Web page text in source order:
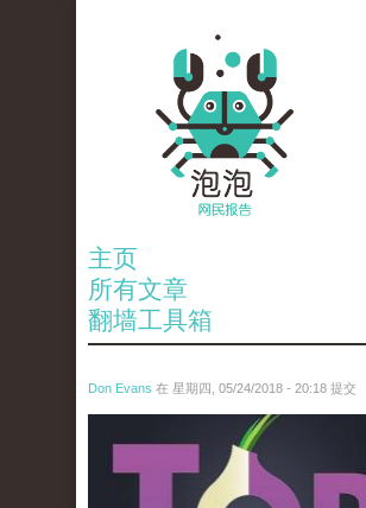
主页
所有文章
翻墙工具箱
Don Evans 在 星期四, 05/24/2018 - 20:18 提交
wechatimg1098.jpeg